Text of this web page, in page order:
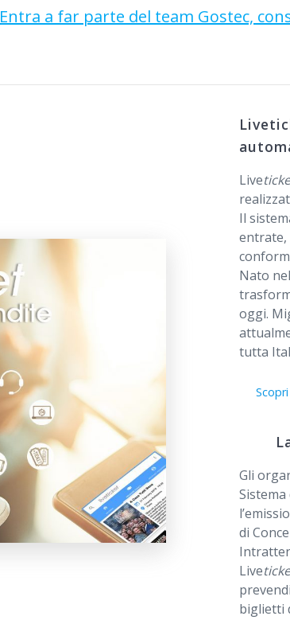
Entra a far parte del team Gostec,
Live
Il
entrate,
Nato
oggi.
tutta
Gli
di
Live
biglietti